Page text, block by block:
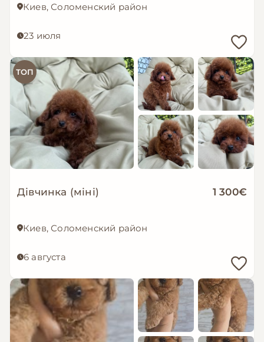
Киев, Соломенский район
23 июля
ТОП
Дівчинка (міні) 1 300€
Киев, Соломенский район
6 августа